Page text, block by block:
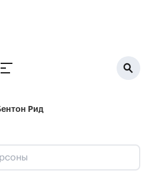
Рид